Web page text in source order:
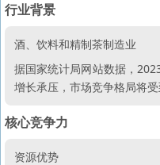
行业背景
酒、饮料和精制茶制造业
据国家统计局网站数据，
增长承压，市场竞争格局将受
核心竞争力
资源优势